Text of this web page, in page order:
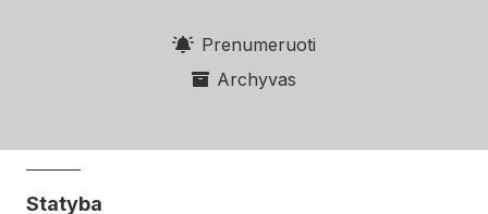
Prenumeruoti
Archyvas
Statyba